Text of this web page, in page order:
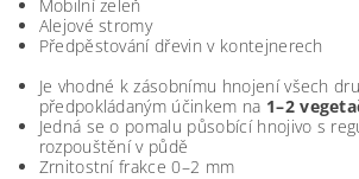
Mobilní zeleň
Alejové stromy
Předpěstování dřevin v kontejnerech
Je vhodné k zásobnímu hnojení všech
předpokládaným účinkem na 1–2
Jedná se o pomalu působící hnojivo s
rozpouštění v půdě
Zrnitostní frakce 0–2 mm